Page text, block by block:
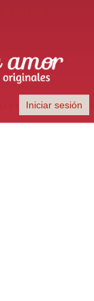
y originales
Iniciar sesión